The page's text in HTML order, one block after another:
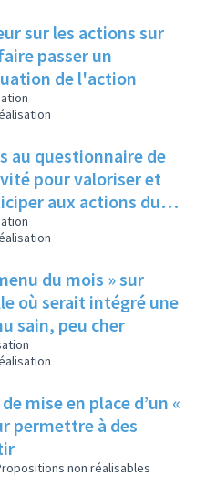
sur les actions sur
passer un
de l'action
au questionnaire de
pour valoriser et
aux actions du
du mois » sur
où serait intégré une
sain, peu cher
mise en place d’un «
permettre à des
non réalisables